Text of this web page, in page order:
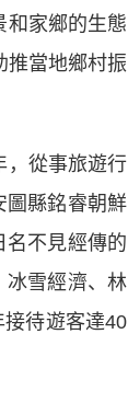
家鄉的生態
推當地鄉村振
從事旅遊行
圖縣銘睿朝鮮
名不見經傳的
冰雪經濟、林
接待遊客達40